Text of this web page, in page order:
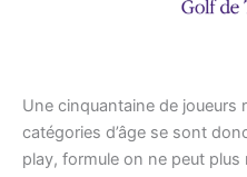
Une cinquantaine de joueurs
catégories d’âge se sont
play, formule on ne peut plus